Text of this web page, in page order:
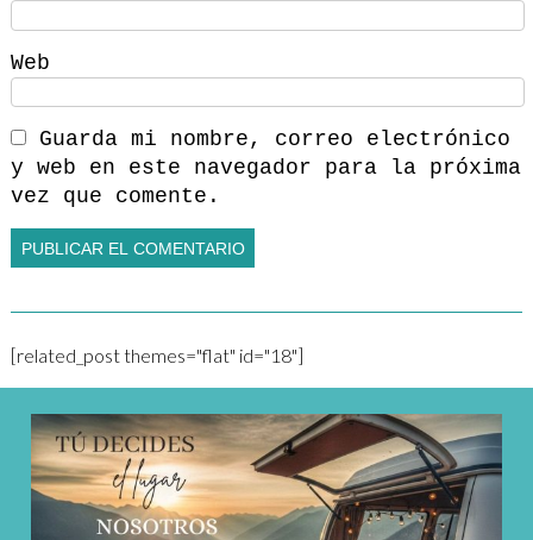
Web
Guarda mi nombre, correo electrónico
y web en este navegador para la próxima
vez que comente.
[related_post themes="flat" id="18"]